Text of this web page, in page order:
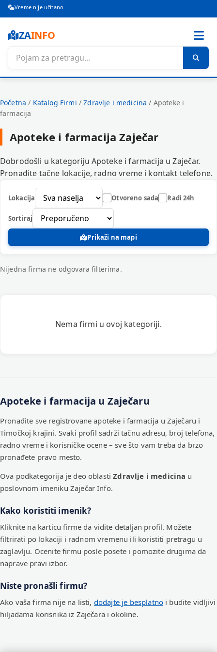
Vreme nije učitano.
ZAINFO
Početna / Katalog Firmi /Zdravlje i medicina / Apoteke i
farmacija
Apoteke i farmacija Zaječar
Dobrodošli u kategoriju Apoteke i farmacija u Zaječar.
Pronađite tačne lokacije, radno vreme i kontakt telefone.
Lokacija Otvoreno sada Radi 24h
Sortiraj
Prikaži na mapi
Nijedna firma ne odgovara filterima.
Nema firmi u ovoj kategoriji.
Apoteke i farmacija u Zaječaru
Pronađite sve registrovane apoteke i farmacija u Zaječaru i
Timočkoj krajini. Svaki profil sadrži tačnu adresu, broj telefona,
radno vreme i korisničke ocene – sve što vam treba da brzo
pronađete pravo mesto.
Ova podkategorija je deo oblastiZdravlje i medicina u
poslovnom imeniku Zaječar Info.
Kako koristiti imenik?
Kliknite na karticu firme da vidite detaljan profil. Možete
filtrirati po lokaciji i radnom vremenu ili koristiti pretragu u
zaglavlju. Ocenite firmu posle posete i pomozite drugima da
naprave pravi izbor.
Niste pronašli firmu?
Ako vaša firma nije na listi, dodajte je besplatno i budite vidljivi
hiljadama korisnika iz Zaječara i okoline.